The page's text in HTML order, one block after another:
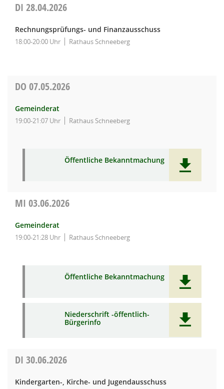
DI 28.04.2026
Rechnungsprüfungs- und Finanzausschuss
18:00-20:00 Uhr Rathaus Schneeberg
DO 07.05.2026
Gemeinderat
19:00-21:07 Uhr Rathaus Schneeberg
Öffentliche Bekanntmachung
MI 03.06.2026
Gemeinderat
19:00-21:28 Uhr Rathaus Schneeberg
Öffentliche Bekanntmachung
Niederschrift -öffentlich-
Bürgerinfo
DI 30.06.2026
Kindergarten-, Kirche- und Jugendausschuss